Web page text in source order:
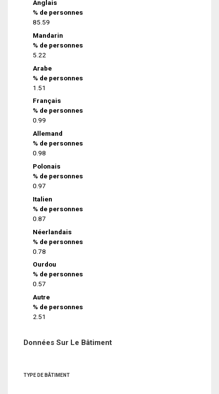
Anglais
% de personnes
85.59
Mandarin
% de personnes
5.22
Arabe
% de personnes
1.51
Français
% de personnes
0.99
Allemand
% de personnes
0.98
Polonais
% de personnes
0.97
Italien
% de personnes
0.87
Néerlandais
% de personnes
0.78
Ourdou
% de personnes
0.57
Autre
% de personnes
2.51
Données Sur Le Bâtiment
TYPE DE BÂTIMENT